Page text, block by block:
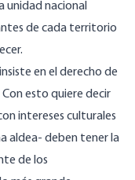
unidad nacional
de cada territorio
en el derecho de
esto quiere decir
intereses culturales
aldea- deben tener la
de los